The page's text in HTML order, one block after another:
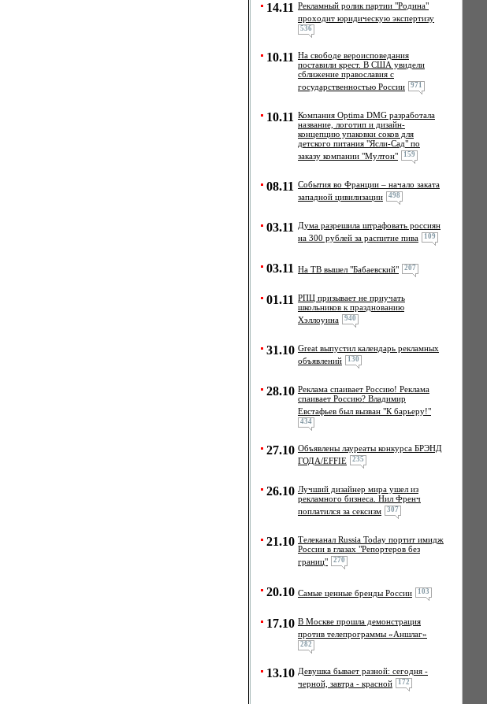
14.11 Рекламный ролик партии "Родина"
проходит юридическую экспертизу
536
10.11 На свободе вероисповедания
поставили крест. В США увидели
сближение православия с
государственностью России
971
10.11 Компания Optima DMG разработала
название, логотип и дизайн-
концепцию упаковки соков для
детского питания "Ясли-Сад" по
заказу компании "Мултон"
159
08.11 События во Франции – начало заката
западной цивилизации
498
03.11
Дума разрешила штрафовать россиян
на 300 рублей за распитие пива
109
03.11 На ТВ вышел "Бабаевский" 207
01.11 РПЦ призывает не приучать
школьников к празднованию
Хэллоуина
940
31.10 Great выпустил календарь рекламных
объявлений
130
28.10 Реклама спаивает Россию! Реклама
спаивает Россию? Владимир
Евстафьев был вызван "К барьеру!"
434
27.10 Объявлены лауреаты конкурса БРЭНД
ГОДА/EFFIE
235
26.10 Лучший дизайнер мира ушел из
рекламного бизнеса. Нил Френч
поплатился за сексизм
307
21.10 Телеканал Russia Today портит имидж
России в глазах "Репортеров без
границ"
270
20.10 Самые ценные бренды России 103
17.10 В Москве прошла демонстрация
против телепрограммы «Аншлаг»
282
13.10 Девушка бывает разной: сегодня -
черной, завтра - красной
172